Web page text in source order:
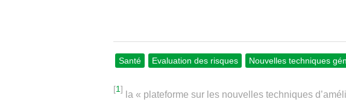
Santé Evaluation des risques Nouvelles techniques
[1]
la « plateforme sur les nouvelles techniques